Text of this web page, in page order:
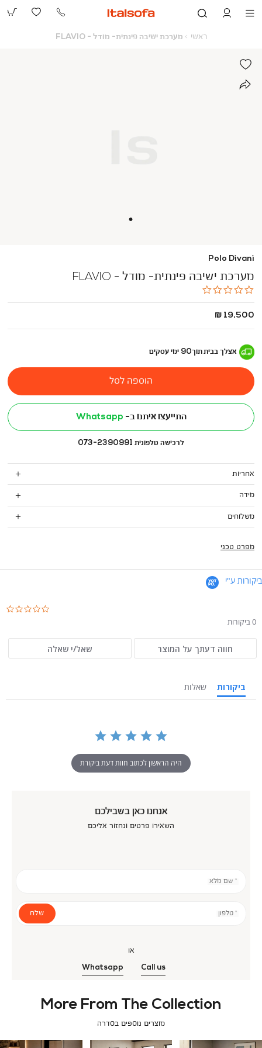
073-
ראשי ראשי
מערכת ישיבה פינתית- מודל - FLAVIO
Polo Divani
מערכת ישיבה פינתית- מודל - FLAVIO
החל
19,500 ₪
אצלך בביתתוך90 ימי עסקים
הוספה לסל
התייעצו איתנו ב- Whatsapp
לרכישה טלפונית 073-2390991
אחריות
מידה
משלוחים
מפרט טכני
ביקורות ע"י
0 ביקורות
חווה דעתך על המוצר שאל/י שאלה
ביקורות שאלות
היה הראשון לכתוב חוות דעת ביקורת
אנחנו כאן בשבילכם
השאירו פרטים ונחזור אליכם
* שם מלא
* טלפון שלח
או
Call us
Whatsapp
More From The Collection
מוצרים נוספים בסדרה